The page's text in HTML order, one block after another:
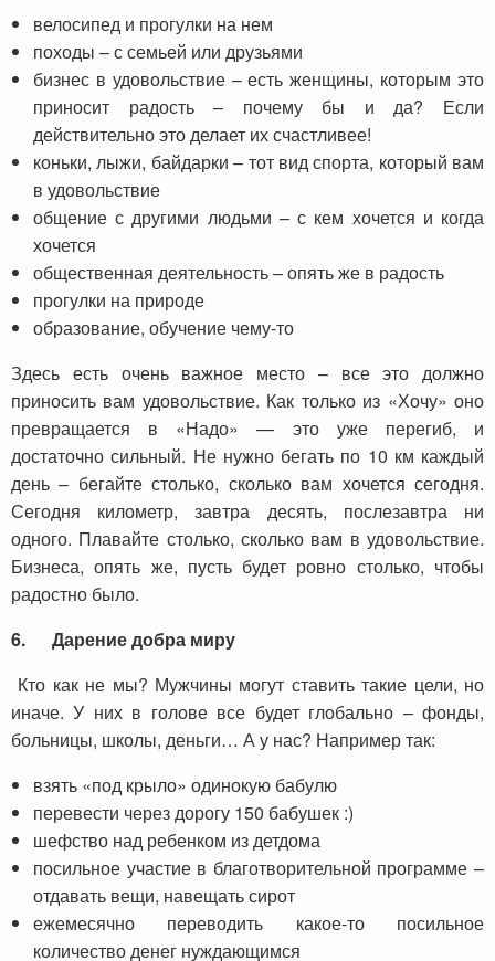
велосипед и прогулки на нем
походы – с семьей или друзьями
бизнес в удовольствие – есть женщины, которым это
приносит радость – почему бы и да? Если
действительно это делает их счастливее!
коньки, лыжи, байдарки – тот вид спорта, который вам
в удовольствие
общение с другими людьми – с кем хочется и когда
хочется
общественная деятельность – опять же в радость
прогулки на природе
образование, обучение чему-то
Здесь есть очень важное место – все это должно
приносить вам удовольствие. Как только из «Хочу» оно
превращается в «Надо» — это уже перегиб, и
достаточно сильный. Не нужно бегать по 10 км каждый
день – бегайте столько, сколько вам хочется сегодня.
Сегодня километр, завтра десять, послезавтра ни
одного. Плавайте столько, сколько вам в удовольствие.
Бизнеса, опять же, пусть будет ровно столько, чтобы
радостно было.
6. Дарение добра миру
Кто как не мы? Мужчины могут ставить такие цели, но
иначе. У них в голове все будет глобально – фонды,
больницы, школы, деньги… А у нас? Например так:
взять «под крыло» одинокую бабулю
перевести через дорогу 150 бабушек :)
шефство над ребенком из детдома
посильное участие в благотворительной программе –
отдавать вещи, навещать сирот
ежемесячно переводить какое-то посильное
количество денег нуждающимся